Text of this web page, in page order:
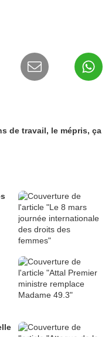
de travail, le mépris, ça